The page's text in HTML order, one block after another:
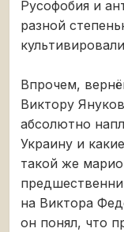
Русофобия и
разной
Впрочем,
Виктору
абсолютно
Украину и
такой же
на Виктора
он понял, что